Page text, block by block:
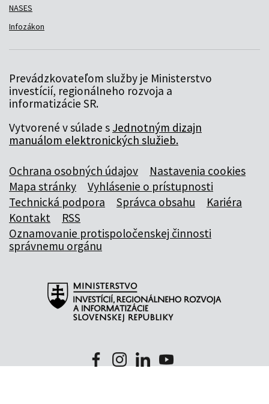
NASES
Infozákon
Prevádzkovateľom služby je Ministerstvo
investícií, regionálneho rozvoja a
informatizácie SR.
Vytvorené v súlade s Jednotným dizajn
manuálom elektronických služieb.
Ochrana osobných údajov
Nastavenia cookies
Mapa stránky
Vyhlásenie o prístupnosti
Technická podpora
Správca obsahu
Kariéra
Kontakt
RSS
Oznamovanie protispoločenskej činnosti
správnemu orgánu